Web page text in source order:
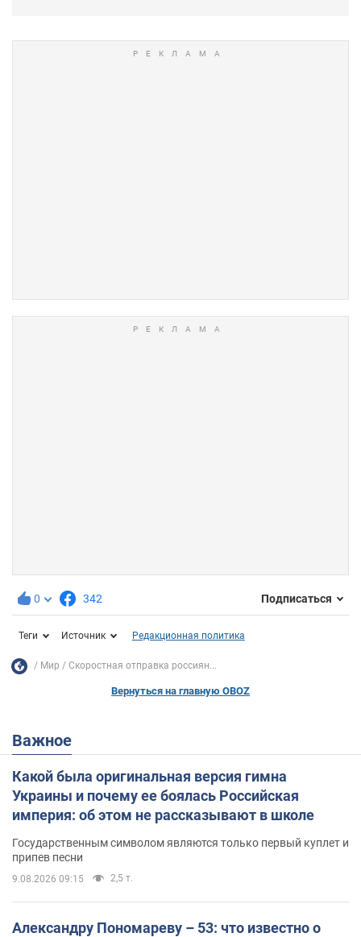
0 342 Подписаться
Теги Источник Редакционная политика
Мир Скоростная отправка россиян...
Вернуться на главную OBOZ
Важное
Какой была оригинальная версия гимна
Украины и почему ее боялась Российская
империя: об этом не рассказывают в школе
Государственным символом являются только первый куплет и
припев песни
9.08.2026 09:15 2,5 т.
Александру Пономареву – 53: что известно о